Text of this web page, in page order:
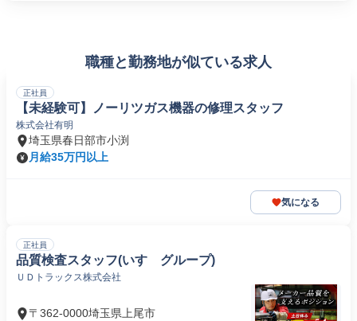
職種と勤務地が似ている求人
正社員
【未経験可】ノーリツガス機器の修理スタッフ
株式会社有明
埼玉県春日部市小渕
月給35万円以上
気になる
正社員
品質検査スタッフ(いすゞグループ)
ＵＤトラックス株式会社
〒362-0000埼玉県上尾市